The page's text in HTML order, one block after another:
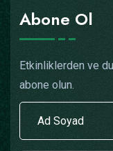
Abone Ol
Etkinliklerden ve
abone olun.